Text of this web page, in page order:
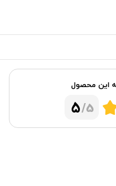
به این محصول
5/5